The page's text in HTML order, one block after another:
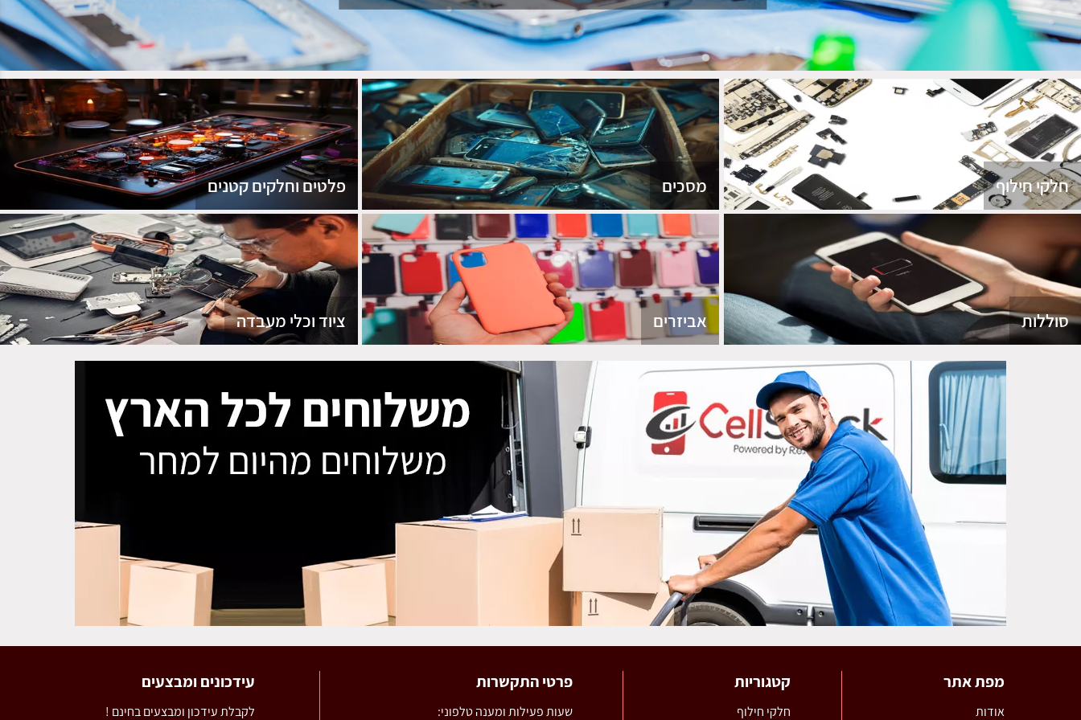
חלקי חילוף מסכים פלטים וחלקים קטנים
סוללות אביזרים ציוד וכלי מעבדה
מפת אתר
אודות
קטגוריות
חלקי חילוף
פרטי התקשרות
שעות פעילות ומענה טלפוני:
עידכונים ומבצעים
לקבלת עידכון ומבצעים בחינם !